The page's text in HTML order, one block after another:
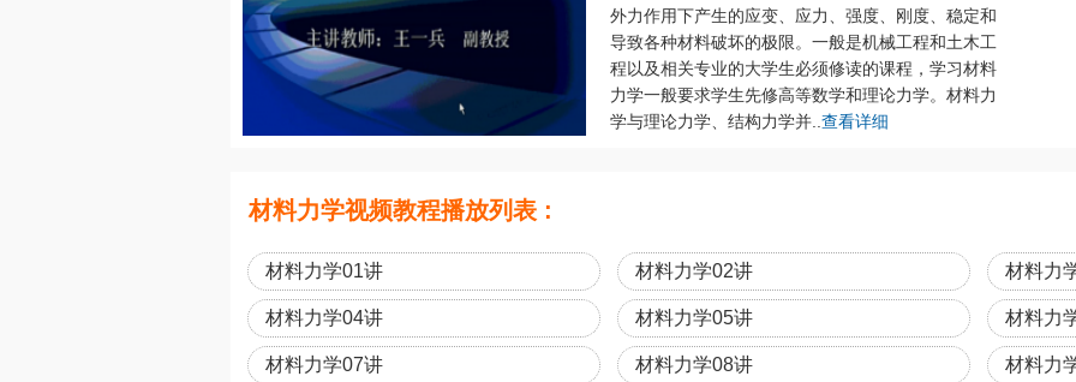
外力作用下产生的应变、应力、强度、刚度、稳定和
导致各种材料破坏的极限。一般是机械工程和土木工
程以及相关专业的大学生必须修读的课程，学习材料
力学一般要求学生先修高等数学和理论力学。材料力
学与理论力学、结构力学并.. 查看详细
材料力学视频教程播放列表 :
材料力学01讲 材料力学02讲 材料力
材料力学04讲 材料力学05讲 材料力
材料力学07讲 材料力学08讲 材料力